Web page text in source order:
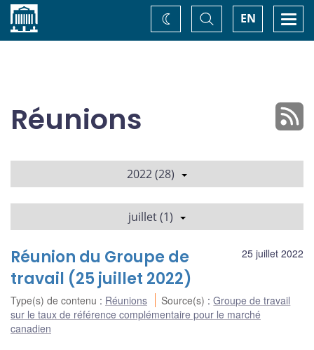
Accueil EN
Basculer
la
recherche
Changez
de
Réunions
2022 (28)
juillet (1)
25 juillet 2022
Réunion du Groupe de
travail (25 juillet 2022)
Type(s) de contenu : Réunions Source(s) :Groupe de travail
sur le taux de référence complémentaire pour le marché
canadien